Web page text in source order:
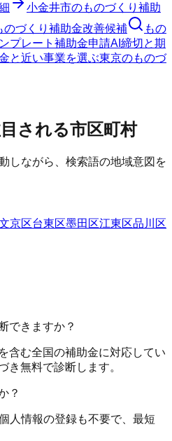
小金井市のものづくり補助
のづくり補助金改善候補
もの
プレート 補助金申請AI 締切と期
と近い事業を選ぶ東京のものづ
される市区町村
しながら、検索語の地域意図を
京区台東区墨田区江東区品川区
できますか？
含む全国の補助金に対応してい
き無料で診断します。
？
人情報の登録も不要で、最短